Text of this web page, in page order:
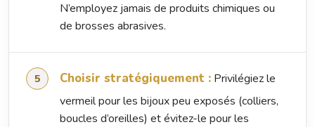
N’employez jamais de produits chimiques ou
de brosses abrasives.
Choisir stratégiquement : Privilégiez le
vermeil pour les bijoux peu exposés (colliers,
boucles d’oreilles) et évitez-le pour les